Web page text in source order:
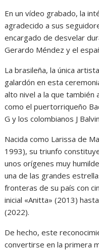
En un vídeo grabado, la
agradecido a sus
encargado de desvelar
Gerardo Méndez y el
La brasileña, la única
galardón en esta
alto nivel a la que también
como el puertorriqueño
G y los colombianos J
Nacida como Larissa de
1993), su triunfo
unos orígenes muy
una de las grandes
fronteras de su país con
inicial «Anitta» (2013)
(2022).
De hecho, este
convertirse en la primera